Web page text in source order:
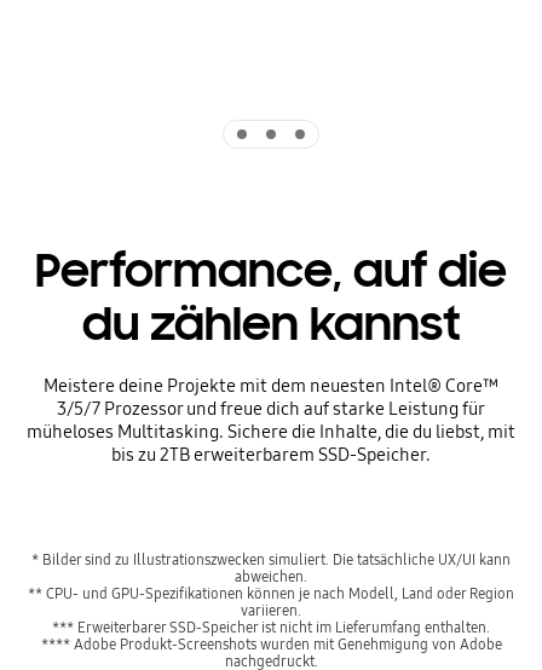
Performance, auf die
du zählen kannst
Meistere deine Projekte mit dem neuesten Intel® Core™
3/5/7 Prozessor und freue dich auf starke Leistung für
müheloses Multitasking. Sichere die Inhalte, die du liebst, mit
bis zu 2TB erweiterbarem SSD-Speicher.
* Bilder sind zu Illustrationszwecken simuliert. Die tatsächliche UX/UI kann
abweichen.
** CPU- und GPU-Spezifikationen können je nach Modell, Land oder Region
variieren.
*** Erweiterbarer SSD-Speicher ist nicht im Lieferumfang enthalten.
**** Adobe Produkt-Screenshots wurden mit Genehmigung von Adobe
nachgedruckt.